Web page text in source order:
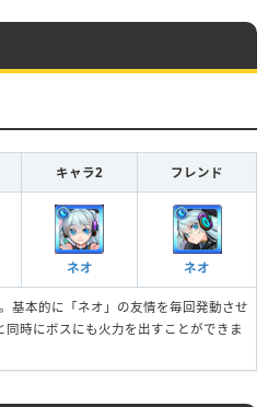
キャラ2 フレンド
ネオ ネオ
基本的に「ネオ」の友情を毎回発動させ
時にボスにも火力を出すことができま